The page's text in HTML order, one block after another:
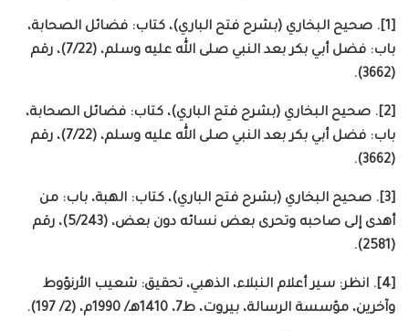
[1]. صحيح البخاري (بشرح فتح الباري)، كتاب: فضائل الصحابة،
باب: فضل أبي بكر بعد النبي صلى الله عليه وسلم، (7/22)، رقم
(3662).
[2]. صحيح البخاري (بشرح فتح الباري)، كتاب: فضائل الصحابة،
باب: فضل أبي بكر بعد النبي صلى الله عليه وسلم، (7/22)، رقم
(3662).
[3]. صحيح البخاري (بشرح فتح الباري)، كتاب: الهبة، باب: من
أهدى إلى صاحبه وتحرى بعض نسائه دون بعض، (5/243)، رقم
(2581).
[4]. انظر: سير أعلام النبلاء، الذهبي، تحقيق: شعيب الأرنؤوط
وآخرين، مؤسسة الرسالة، بيروت، ط7، 1410هـ/ 1990م، (2/ 197).